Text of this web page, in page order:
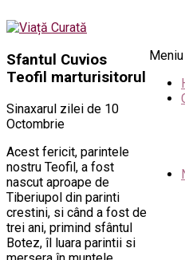
Meniu
Sfantul Cuvios
Teofil marturisitorul
Sinaxarul zilei de 10
Octombrie
Acest fericit, parintele
nostru Teofil, a fost
nascut aproape de
Tiberiupol din parinti
crestini, si când a fost de
trei ani, primind sfântul
Botez, îl luara parintii si